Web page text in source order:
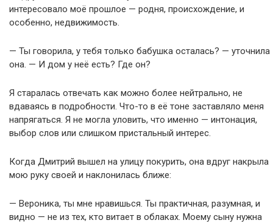
интересовало моё прошлое — родня, происхождение, и
особенно, недвижимость.
— Ты говорила, у тебя только бабушка осталась? — уточнила
она. — И дом у неё есть? Где он?
Я старалась отвечать как можно более нейтрально, не
вдаваясь в подробности. Что-то в её тоне заставляло меня
напрягаться. Я не могла уловить, что именно — интонация,
выбор слов или слишком пристальный интерес.
Когда Дмитрий вышел на улицу покурить, она вдруг накрыла
мою руку своей и наклонилась ближе:
— Вероника, ты мне нравишься. Ты практичная, разумная, и
видно — не из тех, кто витает в облаках. Моему сыну нужна